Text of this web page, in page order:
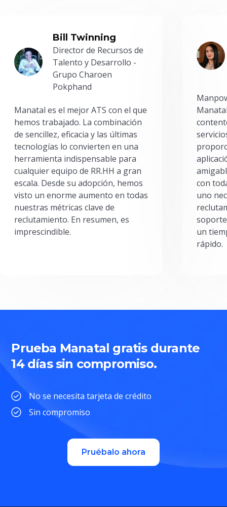
Bill Twinning
Director de Recursos de
Talento y Desarrollo -
Grupo Charoen
Pokphand
Manatal es el mejor ATS con el que
hemos trabajado. La combinación
de sencillez, eficacia y las últimas
tecnologías lo convierten en una
herramienta indispensable para
cualquier equipo de RR.HH a gran
escala. Desde su adopción, hemos
visto un enorme aumento en todas
nuestras métricas clave de
reclutamiento. En resumen, es
imprescindible.
con
uno
un
rápido.
Prueba Manatal gratis durante
14 días sin compromiso.
No se necesita tarjeta de crédito
Sin compromiso
Pruébalo ahora